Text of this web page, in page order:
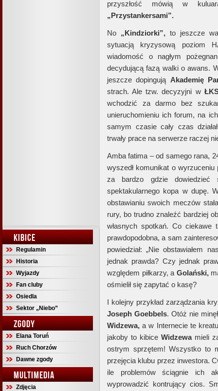
KIBICE
Regulamin
Historia
Wyjazdy
Fan cluby
Osiedla
Sektor „Niebo”
ZGODY
Elana Toruń
Ruch Chorzów
Dawne zgody
MULTIMEDIA
Zdjęcia
przyszłość mówią w
„Przystankersami”.
No „Kindziorki”, to jeszcze
sytuacją kryzysową poziom
wiadomość o nagłym
decydującą fazą walki o awans.
jeszcze dopingują Akademię
strach. Ale tzw. decyzyjni w
wchodzić za darmo bez
unieruchomieniu ich forum, na
samym czasie cały czas
trwały prace na serwerze raczej
Amba fatima – od samego rana,
wyszedł komunikat o wyrzuceniu
za bardzo gdzie
spektakularnego kopa w dupę.
obstawianiu swoich meczów
rury, bo trudno znaleźć bardziej
własnych spotkań. Co
prawdopodobna, a sam
powiedział: „Nie obstawiałem
jednak prawda? Czy jednak
względem piłkarzy, a Golański,
ośmielił się zapytać o kasę?
I kolejny przykład zarządzania
Joseph Goebbels. Otóż nie
Widzewa, a w Internecie te
jakoby to kibice Widzewamieli
ostrym sprzętem! Wszystko to
przejęcia klubu przez inwestora.
ile problemów ściągnie ich
wyprowadzić kontrujący cios.